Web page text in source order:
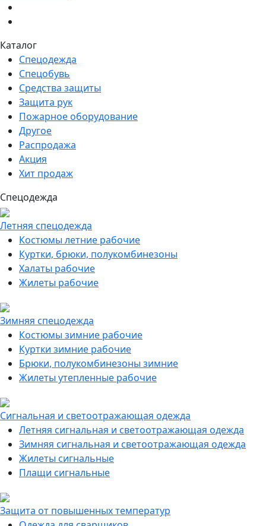
Каталог
Спецодежда
Спецобувь
Средства защиты
Защита рук
Пожарное оборудование
Другое
Распродажа
Акция
Хит продаж
Спецодежда
Летняя спецодежда
Костюмы летние рабочие
Куртки, брюки, полукомбинезоны
Халаты рабочие
Жилеты рабочие
Зимняя спецодежда
Костюмы зимние рабочие
Куртки зимние рабочие
Брюки, полукомбинезоны зимние
Жилеты утепленные рабочие
Сигнальная и светоотражающая одежда
Летняя сигнальная и светоотражающая одежда
Зимняя сигнальная и светоотражающая одежда
Жилеты сигнальные
Плащи сигнальные
Защита от повышенных температур